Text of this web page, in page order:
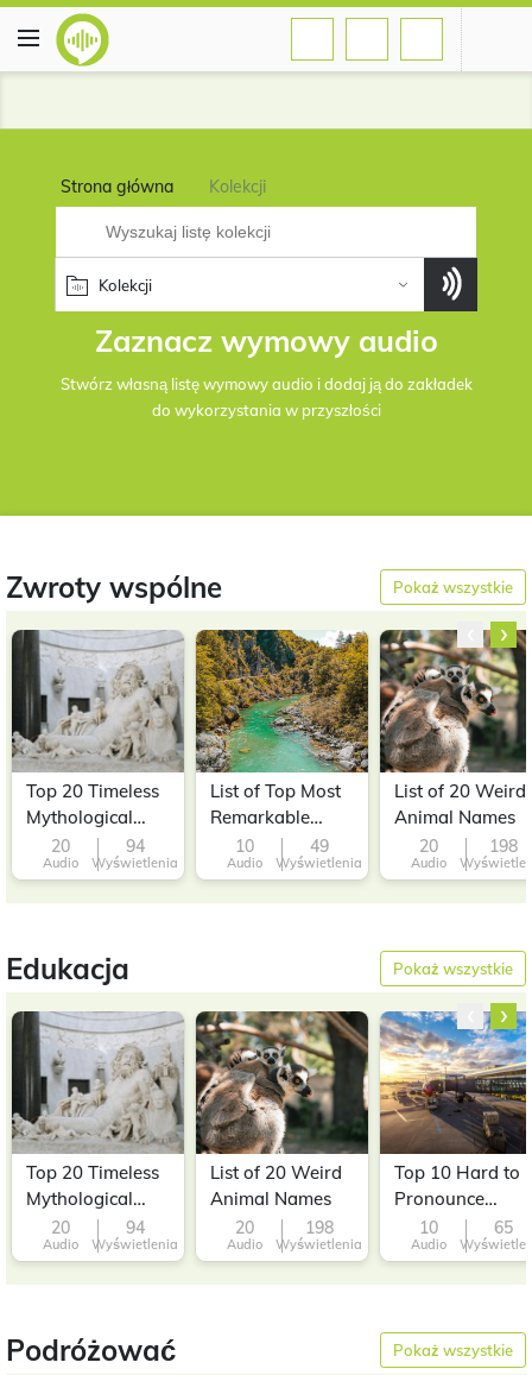
Strona główna Kolekcji
Zaznacz wymowy audio
Stwórz własną listę wymowy audio i dodaj ją do zakładek
do wykorzystania w przyszłości
Kolekcji
Zwroty wspólne Pokaż wszystkie
Top 20 Timeless
Mythological
Names
20
Audio
94
Wyświetlenia
List of Top Most
Remarkable
Rivers in the
World
10
Audio
49
Wyświetlenia
List of 20 Weird
Animal Names
20
Audio
198
‹ ›
Edukacja Pokaż wszystkie
Top 20 Timeless
Mythological
Names
20
Audio
94
Wyświetlenia
List of 20 Weird
Animal Names
20
Audio
198
Wyświetlenia
Top 10 Hard to
Pronounce
Airport Names
10
Audio
65
‹ ›
Podróżować Pokaż wszystkie